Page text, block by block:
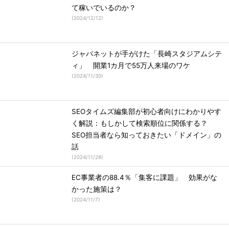
て稼いでいるのか？
(2024/12/12)
ジャパネットが手がけた「長崎スタジアムシテ
ィ」 開業1カ月で55万人来場のワケ
(2024/11/30)
SEOタイムズ編集部が初心者向けにわかりやす
く解説：もしかして検索順位に関係する？
SEO担当者なら知っておきたい「ドメイン」の
話
(2024/11/28)
EC事業者の88.4％「集客に課題」 効果がな
かった施策は？
(2024/11/7)